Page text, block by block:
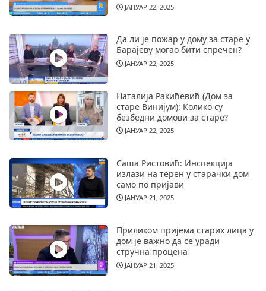
ЈАНУАР 22, 2025
Да ли је пожар у дому за старе у
Барајеву могао бити спречен?
ЈАНУАР 22, 2025
Наталија Ракићевић (Дом за
старе Винијум): Колико су
безбедни домови за старе?
ЈАНУАР 22, 2025
Саша Ристовић: Инспекција
излази на терен у старачки дом
само по пријави
ЈАНУАР 21, 2025
Приликом пријема старих лица у
дом је важно да се уради
стручна процена
ЈАНУАР 21, 2025